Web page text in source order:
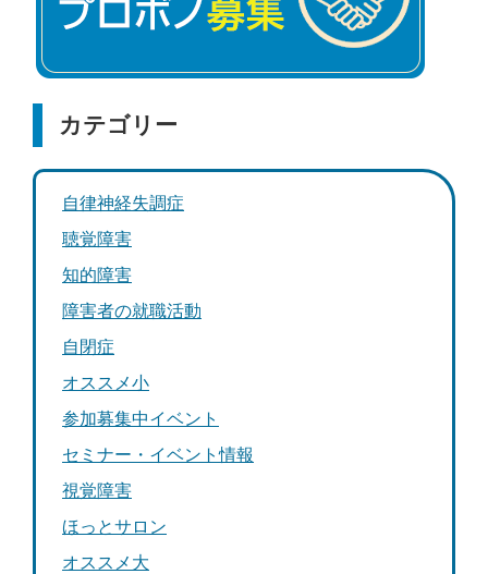
カテゴリー
自律神経失調症
聴覚障害
知的障害
障害者の就職活動
自閉症
オススメ小
参加募集中イベント
セミナー・イベント情報
視覚障害
ほっとサロン
オススメ大